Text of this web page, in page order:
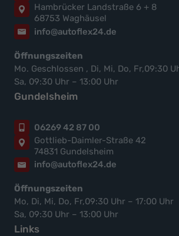
Hambrücker Landstraße 6 + 8
68753 Waghäusel
info@autoflex24.de
Öffnungszeiten
Mo. Geschlossen , Di, Mi, Do, Fr,09:30
Sa, 09:30 Uhr – 13:00 Uhr
Gundelsheim
06269 42 87 00
Gottlieb-Daimler-Straße 42
74831 Gundelsheim
info@autoflex24.de
Öffnungszeiten
Mo, Di, Mi, Do, Fr,09:30 Uhr – 17:00 Uhr
Sa, 09:30 Uhr – 13:00 Uhr
Links